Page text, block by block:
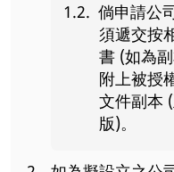
倘申請公
須遞交按
書 (如為
附上被授
文件副本
版)。